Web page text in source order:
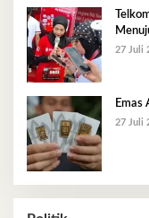
27 Juli
Emas
27 Juli